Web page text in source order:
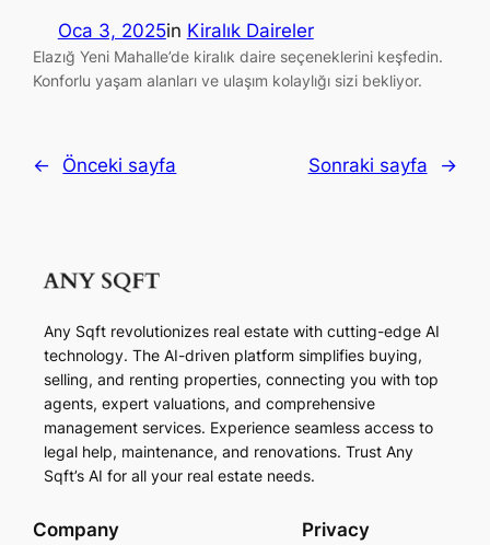
Oca 3, 2025in Kiralık Daireler
Elazığ Yeni Mahalle’de kiralık daire seçeneklerini keşfedin.
Konforlu yaşam alanları ve ulaşım kolaylığı sizi bekliyor.
← Önceki sayfa Sonraki sayfa →
Any Sqft revolutionizes real estate with cutting-edge AI
technology. The AI-driven platform simplifies buying,
selling, and renting properties, connecting you with top
agents, expert valuations, and comprehensive
management services. Experience seamless access to
legal help, maintenance, and renovations. Trust Any
Sqft’s AI for all your real estate needs.
Company Privacy